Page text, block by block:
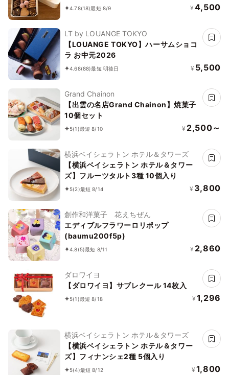
4.78(18)最短 8/9 ¥ 4,500
LT by LOUANGE TOKYO
【LOUANGE TOKYO】ハーサムショコ
ラ お中元2026
4.68(88)最短 明後日 ¥ 5,500
Grand Chainon
【出雲の名店Grand Chainon】焼菓子
10個セット
5(1)最短 8/10 ¥ 2,500～
横浜ベイシェラトン ホテル＆タワーズ
【横浜ベイシェラトン ホテル＆タワー
ズ】フルーツタルト3種 10個入り
5(2)最短 8/14 ¥ 3,800
創作和洋菓子 花えちぜん
エディブルフラワーロリポップ
(baumu200f5p)
4.8(5)最短 8/11 ¥ 2,860
ダロワイヨ
【ダロワイヨ】サブレクール 14枚入
5(1)最短 8/18 ¥ 1,296
横浜ベイシェラトン ホテル＆タワーズ
【横浜ベイシェラトン ホテル＆タワー
ズ】フィナンシェ2種 5個入り
5(4)最短 8/12 ¥ 1,800